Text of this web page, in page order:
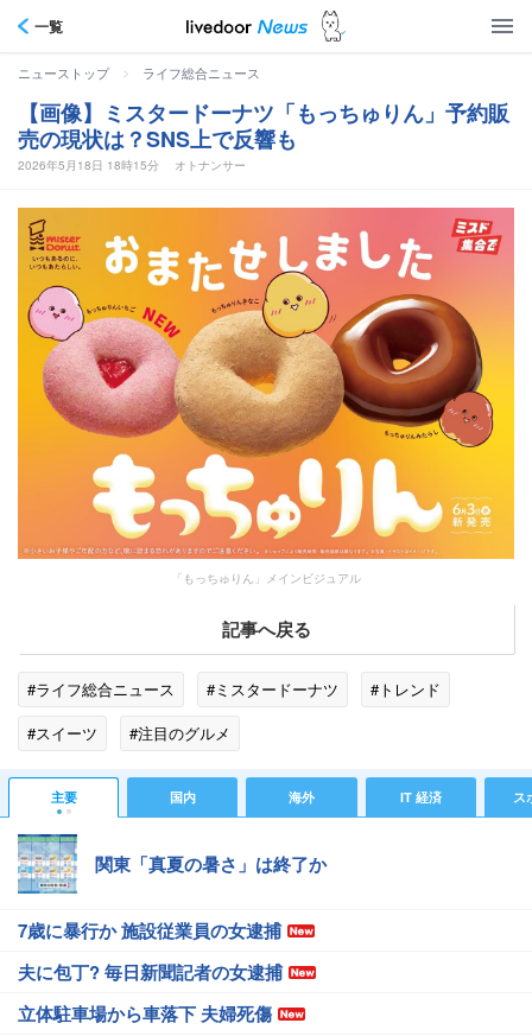
一覧
ニューストップ > ライフ総合ニュース
【画像】ミスタードーナツ「もっちゅりん」予約販
売の現状は？SNS上で反響も
2026年5月18日 18時15分 オトナンサー
「もっちゅりん」メインビジュアル
記事へ戻る
#ライフ総合ニュース #ミスタードーナツ
#トレンド
#スイーツ
#注目のグルメ
主要 国内 海外 IT 経済 ス
関東「真夏の暑さ」は終了か
7歳に暴行か 施設従業員の女逮捕
夫に包丁? 毎日新聞記者の女逮捕
立体駐車場から車落下 夫婦死傷